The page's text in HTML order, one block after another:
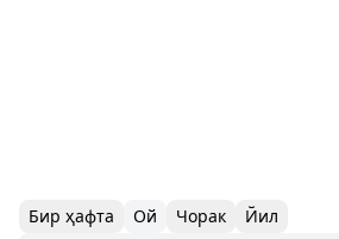
Бир ҳафта Ой Чорак Йил